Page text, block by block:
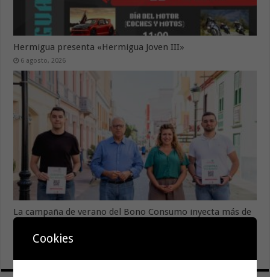
Hermigua presenta «Hermigua Joven III»
6 agosto, 2026
La campaña de verano del Bono Consumo inyecta más de
1,1 millones de euros en el tejido económico de La
GomeraCookies